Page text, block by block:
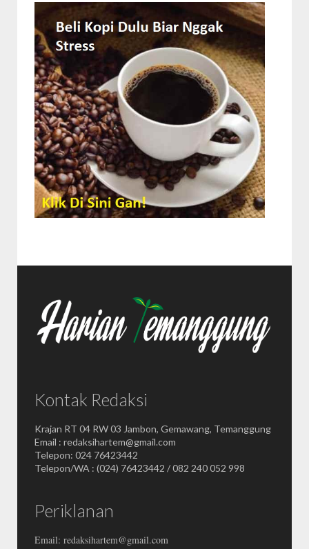
Kontak Redaksi
Krajan RT 04 RW 03 Jambon, Gemawang, Temanggung
Email : redaksihartem@gmail.com
Telepon: 024 76423442
Telepon/WA : (024) 76423442 / 082 240 052 998
Periklanan
Email: redaksihartem@gmail.com